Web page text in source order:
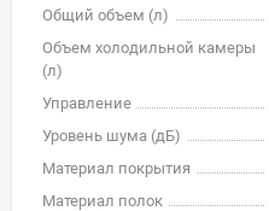
Общий объем (л)
Объем холодильной камеры
(л)
Управление
Уровень шума (дБ)
Материал покрытия
Материал полок